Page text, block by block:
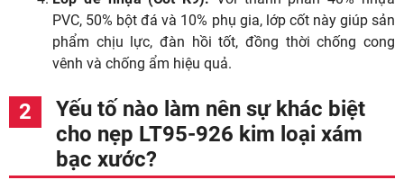
PVC, 50% bột đá và 10% phụ gia, lớp cốt này giúp sản
phẩm chịu lực, đàn hồi tốt, đồng thời chống cong
vênh và chống ẩm hiệu quả.
Yếu tố nào làm nên sự khác biệt
cho nẹp LT95-926 kim loại xám
bạc xước?